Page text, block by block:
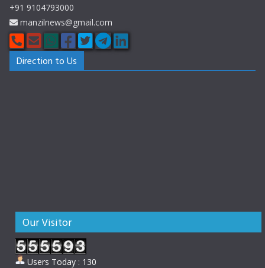
+91 9104793000
manzilnews@gmail.com
Direction to Us
Our Visitor
Users Today : 130